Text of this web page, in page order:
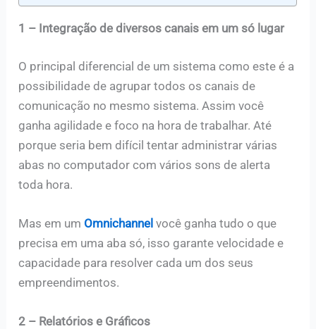
1 – Integração de diversos canais em um só lugar
O principal diferencial de um sistema como este é a
possibilidade de agrupar todos os canais de
comunicação no mesmo sistema. Assim você
ganha agilidade e foco na hora de trabalhar. Até
porque seria bem difícil tentar administrar várias
abas no computador com vários sons de alerta
toda hora.
Mas em um Omnichannel você ganha tudo o que
precisa em uma aba só, isso garante velocidade e
capacidade para resolver cada um dos seus
empreendimentos.
2 – Relatórios e Gráficos